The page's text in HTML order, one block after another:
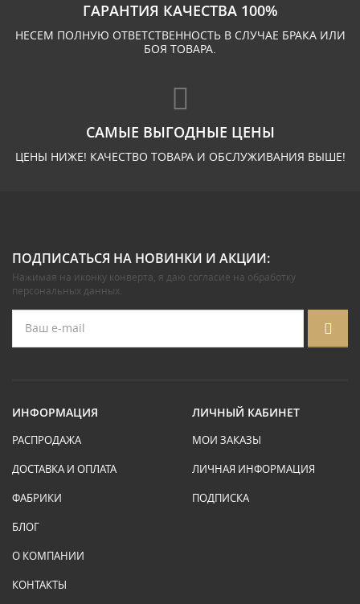
ГАРАНТИЯ КАЧЕСТВА 100%
НЕСЕМ ПОЛНУЮ ОТВЕТСТВЕННОСТЬ В СЛУЧАЕ БРАКА ИЛИ
БОЯ ТОВАРА.
САМЫЕ ВЫГОДНЫЕ ЦЕНЫ
ЦЕНЫ НИЖЕ! КАЧЕСТВО ТОВАРА И ОБСЛУЖИВАНИЯ ВЫШЕ!
ПОДПИСАТЬСЯ НА НОВИНКИ И АКЦИИ:
Нажимая на иконку конверта, я даю согласие на обработку
персональных данных.
ИНФОРМАЦИЯ
РАСПРОДАЖА
ДОСТАВКА И ОПЛАТА
ФАБРИКИ
БЛОГ
О КОМПАНИИ
КОНТАКТЫ
ЛИЧНЫЙ КАБИНЕТ
МОИ ЗАКАЗЫ
ЛИЧНАЯ ИНФОРМАЦИЯ
ПОДПИСКА